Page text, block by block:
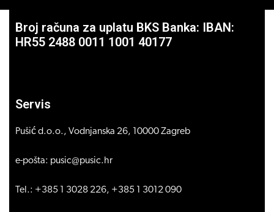
Broj računa za uplatu BKS Banka: IBAN:
HR55 2488 0011 1001 40177
Servis
Pušić d.o.o., Vodnjanska 26, 10000 Zagreb
e-pošta: pusic@pusic.hr
Tel.: +385 1 3028 226, +385 1 3012 090